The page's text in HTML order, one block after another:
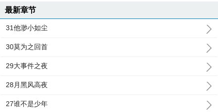
最新章节
31他渺小如尘
30莫为之回首
29大事件之夜
28月黑风高夜
27谁不是少年